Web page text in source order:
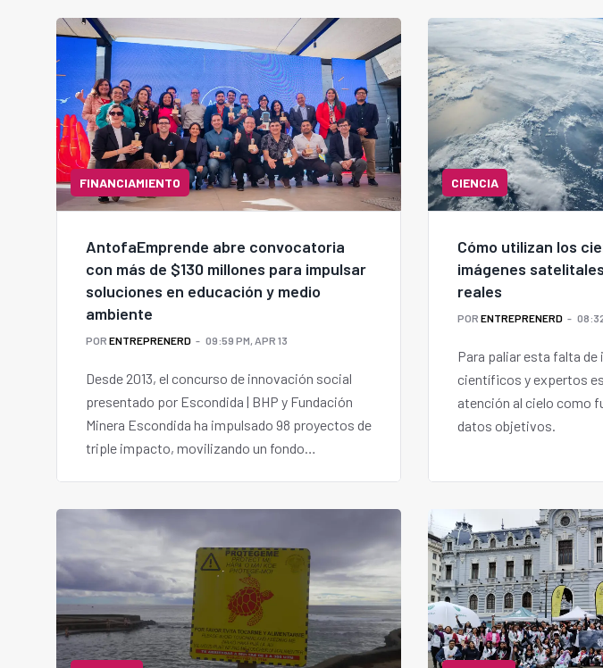
FINANCIAMIENTO
AntofaEmprende abre convocatoria
con más de $130 millones para impulsar
soluciones en educación y medio
ambiente
POR ENTREPRENERD 09:59 PM, APR 13
Desde 2013, el concurso de innovación social
presentado por Escondida | BHP y Fundación
Minera Escondida ha impulsado 98 proyectos de
triple impacto, movilizando un fondo
CIENCIA
Cómo utilizan los
imágenes
reales
POR ENTREPRENERD
Para paliar esta falta
científicos y expertos
atención al cielo como
datos objetivos.